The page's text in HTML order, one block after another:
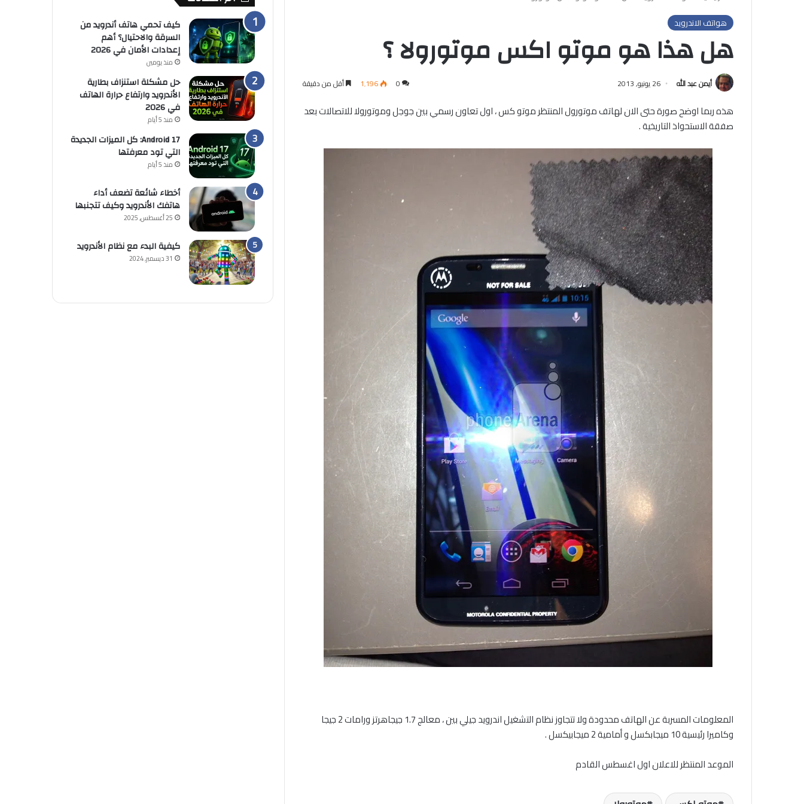
هواتف الاندرويد
هل هذا هو موتو اكس موتورولا ؟
أيمن عبد الله 26 يونيو, 2013 0 1٬196 أقل من دقيقة
هذه ربما اوضح صورة حتى الان لهاتف موتورول المنتظر موتو كس ، اول تعاون رسمي بين جوجل وموتورولا للاتصالات بعد
صفقة الاستحواذ التاريخية .
المعلومات المسربة عن الهاتف محدودة ولا تتجاوز نظام التشغيل اندرويد جيلي بين ، معالج 1.7 جيجاهرتز ورامات 2 جيجا
وكاميرا رئيسية 10 ميجابكسل و أمامية 2 ميجابيكسل .
الموعد المنتظر للاعلان اول اغسطس القادم
كيف تحمي هاتف أندرويد من
السرقة والاحتيال؟ أهم
إعدادات الأمان في 2026
منذ يومين
حل مشكلة استنزاف بطارية
الأندرويد وارتفاع حرارة الهاتف
في 2026
منذ 5 أيام
Android 17: كل الميزات الجديدة
التي تود معرفتها
منذ 5 أيام
أخطاء شائعة تضعف أداء
هاتفك الأندرويد وكيف تتجنبها
25 أغسطس, 2025
كيفية البدء مع نظام الأندرويد
31 ديسمبر, 2024